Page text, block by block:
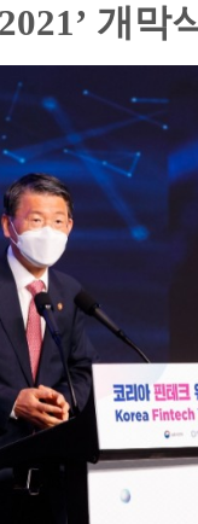
개막